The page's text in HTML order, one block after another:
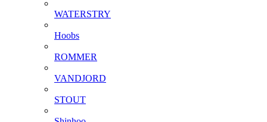
WATERSTRY
Hoobs
ROMMER
VANDJORD
STOUT